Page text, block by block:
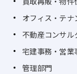
オフィス・テナ
不動産コンサル
宅建事務・営業
管理部門